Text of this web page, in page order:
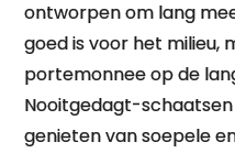
ontworpen om lang
goed is voor het milieu,
portemonnee op de
Nooitgedagt-
genieten van soepele